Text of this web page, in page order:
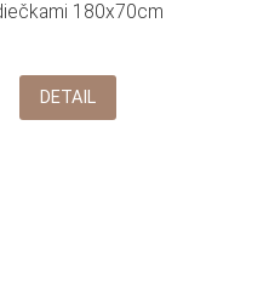
180x70cm
DETAIL